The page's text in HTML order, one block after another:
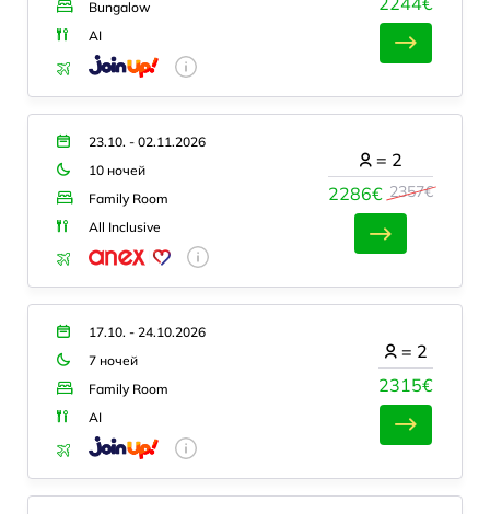
Bungalow
AI
23.10. - 02.11.2026
10 ночей
Family Room
All Inclusive
2286€ 2357€
= 2
17.10. - 24.10.2026
7 ночей
Family Room
AI
2315€
= 2